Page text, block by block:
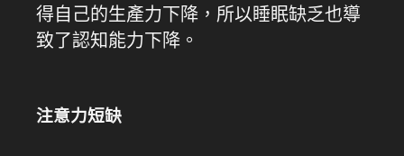
得自己的生產力下降，所以睡眠缺乏也導
致了認知能力下降。
注意力短缺